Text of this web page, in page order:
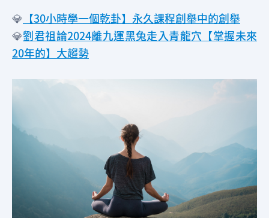
💎 【30小時學一個乾卦】永久課程創舉中的創舉
💎劉君祖論2024離九運黑兔走入青龍穴【掌握未來
20年的】大趨勢